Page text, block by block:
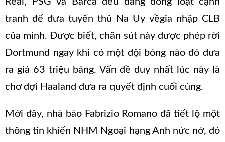
tranh để đưa tuyển thủ Na Uy vềgia nhập CLB
của mình. Được biết, chân sút này được phép rời
Dortmund ngay khi có một đội bóng nào đó đưa
ra giá 63 triệu bảng. Vấn đề duy nhất lúc này là
chơ đợi Haaland đưa ra quyết định cuối cùng.
Mới đây, nhà báo Fabrizio Romano đã tiết lộ một
thông tin khiến NHM Ngoại hạng Anh nức nở, đó